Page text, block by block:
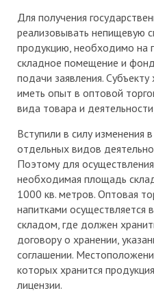
Для получения
реализовывать непищевую
продукцию, необходимо на
складное помещение и
подачи заявления.
иметь опыт в оптовой
вида товара и
Вступили в силу изменения
отдельных видов
Поэтому для
необходимая площадь
1000 кв. метров. Оптовая
напитками осуществляется
складом, где должен
договору о хранении,
соглашении.
которых хранится
лицензии.